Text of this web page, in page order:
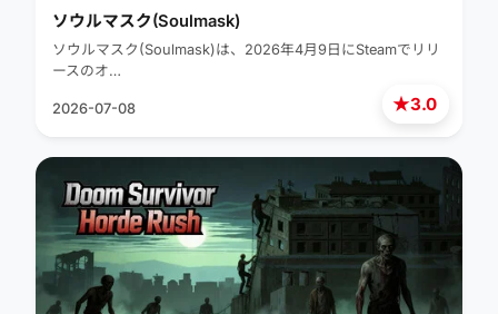
★3.0
ソウルマスク(Soulmask)
ソウルマスク(Soulmask)は、2026年4月9日にSteamでリリ
ースのオ…
2026-07-08